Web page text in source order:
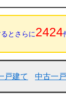
とさらに2424
戸建て 中古一